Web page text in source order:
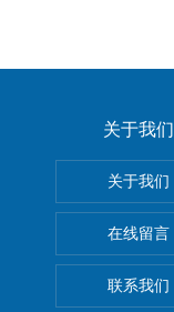
关于我们
关于我们
在线留言
联系我们